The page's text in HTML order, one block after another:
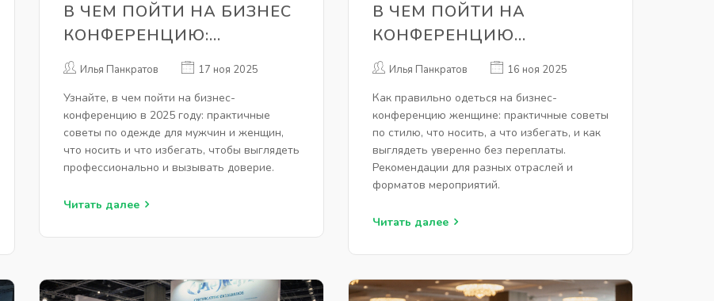
В ЧЕМ ПОЙТИ НА БИЗНЕС
КОНФЕРЕНЦИЮ:
ПРАКТИЧНЫЕ СОВЕТЫ ПО
Илья Панкратов 17 ноя 2025
Узнайте, в чем пойти на бизнес-
конференцию в 2025 году: практичные
советы по одежде для мужчин и женщин,
что носить и что избегать, чтобы выглядеть
профессионально и вызывать доверие.
Читать далее
В ЧЕМ ПОЙТИ НА
КОНФЕРЕНЦИЮ
ЖЕНЩИНЕ: ПРАКТИЧНЫЙ
МЕРОПРИЯТИЙ
Илья Панкратов 16 ноя 2025
Как правильно одеться на бизнес-
конференцию женщине: практичные советы
по стилю, что носить, а что избегать, и как
выглядеть уверенно без переплаты.
Рекомендации для разных отраслей и
форматов мероприятий.
Читать далее